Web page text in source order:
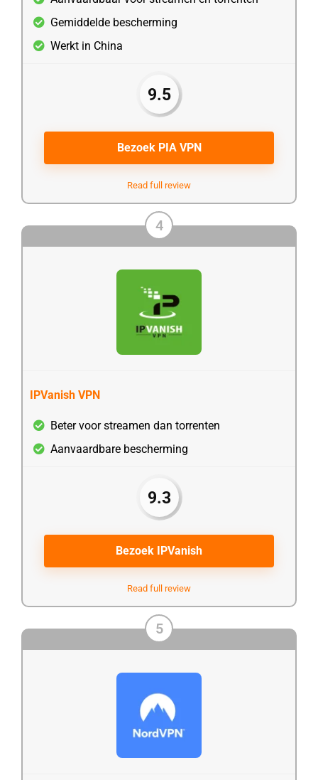
Gemiddelde bescherming
Werkt in China
9.5
Bezoek PIA VPN
Read full review
4
IPVanish VPN
Beter voor streamen dan torrenten
Aanvaardbare bescherming
9.3
Bezoek IPVanish
Read full review
5